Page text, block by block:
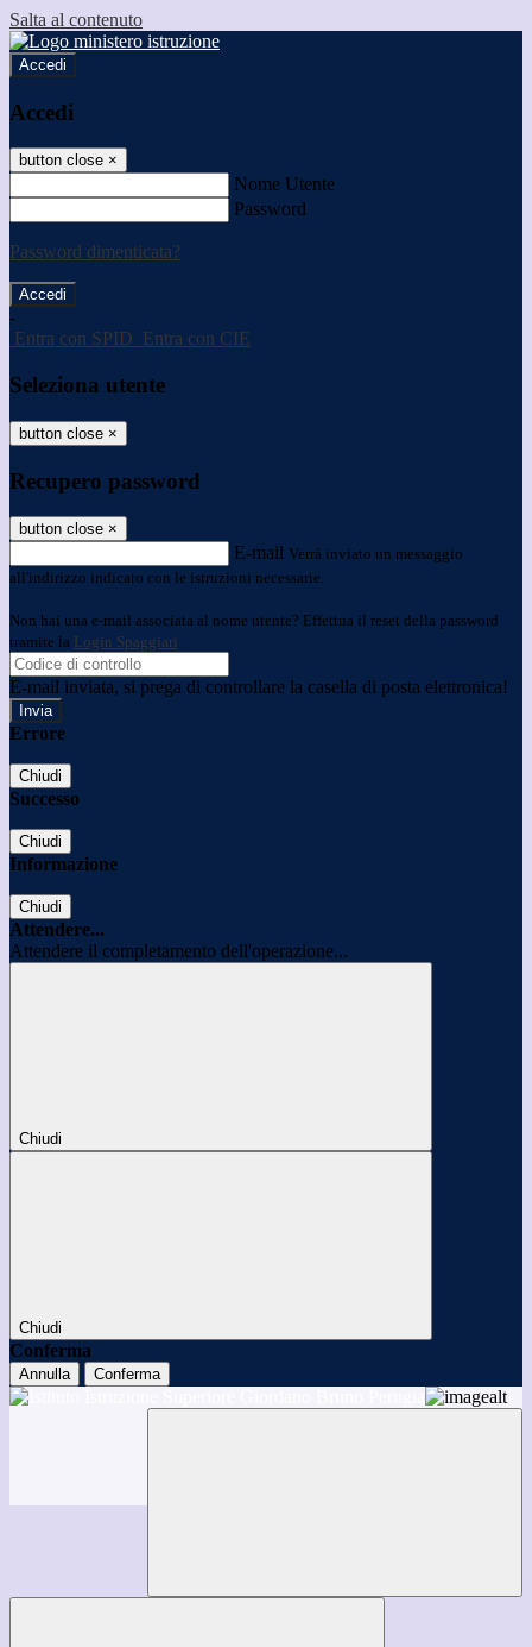
Salta al contenuto
Accedi
Accedi
button close ×
Nome Utente
Password
Password dimenticata?
-
Entra con SPID Entra con CIE
Seleziona utente
button close ×
Recupero password
button close ×
E-mail Verrà inviato un messaggio
all'indirizzo indicato con le istruzioni necessarie.
Non hai una e-mail associata al nome utente? Effettua il reset della password
tramite la Login Spaggiari
E-mail inviata, si prega di controllare la casella di posta elettronica!
Errore
Chiudi
Successo
Chiudi
Informazione
Chiudi
Attendere...
Attendere il completamento dell'operazione...
Chiudi
Chiudi
Conferma
Annulla Conferma